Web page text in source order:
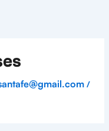
/